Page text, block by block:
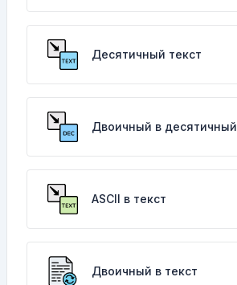
Десятичный текст
Двоичный в десятичный
ASCII в текст
Двоичный в текст